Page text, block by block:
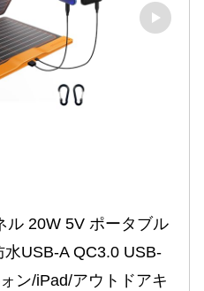
ル 20W 5V ポータブル
USB-A QC3.0 USB-
ン/iPad/アウトドアキ